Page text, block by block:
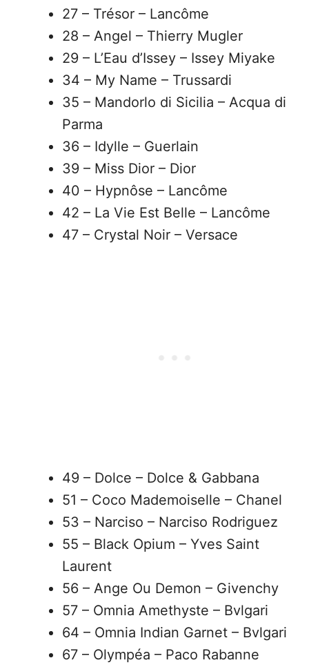
27 – Trésor – Lancôme
28 – Angel – Thierry Mugler
29 – L’Eau d’Issey – Issey Miyake
34 – My Name – Trussardi
35 – Mandorlo di Sicilia – Acqua di
Parma
36 – Idylle – Guerlain
39 – Miss Dior – Dior
40 – Hypnôse – Lancôme
42 – La Vie Est Belle – Lancôme
47 – Crystal Noir – Versace
49 – Dolce – Dolce & Gabbana
51 – Coco Mademoiselle – Chanel
53 – Narciso – Narciso Rodriguez
55 – Black Opium – Yves Saint
Laurent
56 – Ange Ou Demon – Givenchy
57 – Omnia Amethyste – Bvlgari
64 – Omnia Indian Garnet – Bvlgari
67 – Olympéa – Paco Rabanne